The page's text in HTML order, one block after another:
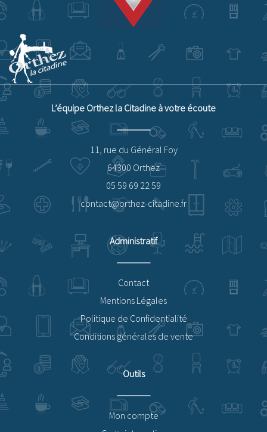
L’équipe Orthez la Citadine à votre écoute
11, rue du Général Foy
64300 Orthez
05 59 69 22 59
contact@orthez-citadine.fr
Administratif
Contact
Mentions Légales
Politique de Confidentialité
Conditions générales de vente
Outils
Mon compte